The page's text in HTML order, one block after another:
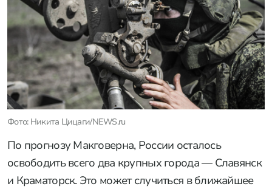
Фото: Никита Цицаги/NEWS.ru
По прогнозу Макговерна, России осталось
освободить всего два крупных города — Славянск
и Краматорск. Это может случиться в ближайшее